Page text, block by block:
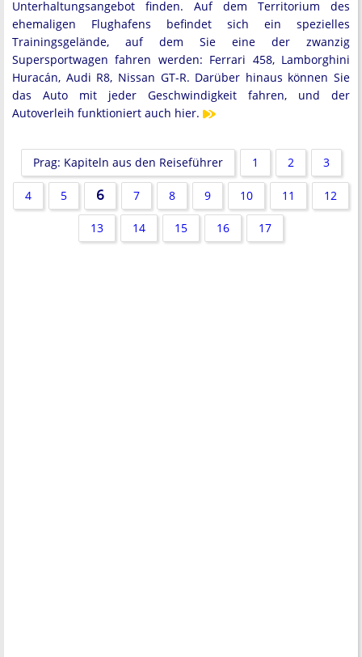
Unterhaltungsangebot finden. Auf dem Territorium des
ehemaligen Flughafens befindet sich ein spezielles
Trainingsgelände, auf dem Sie eine der zwanzig
Supersportwagen fahren werden: Ferrari 458, Lamborghini
Huracán, Audi R8, Nissan GT-R. Darüber hinaus können Sie
das Auto mit jeder Geschwindigkeit fahren, und der
Autoverleih funktioniert auch hier.
Prag: Kapiteln aus den Reiseführer 1 2 3
4 5 6 7 8 9 10 11 12
13 14 15 16 17